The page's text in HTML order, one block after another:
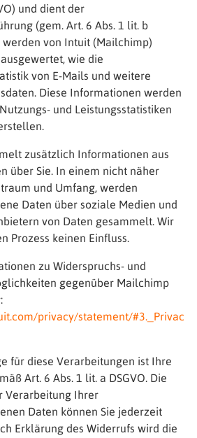
und dient der
(gem. Art. 6 Abs. 1 lit. b
werden von Intuit (Mailchimp)
wie die
von E-Mails und weitere
Diese Informationen werden
und Leistungsstatistiken
zusätzlich Informationen aus
über Sie. In einem nicht näher
und Umfang, werden
Daten über soziale Medien und
von Daten gesammelt. Wir
Prozess keinen Einfluss.
zu Widerspruchs- und
gegenüber Mailchimp
privacy/statement/#3._Privac
für diese Verarbeitungen ist Ihre
Art. 6 Abs. 1 lit. a DSGVO. Die
Verarbeitung Ihrer
Daten können Sie jederzeit
Erklärung des Widerrufs wird die